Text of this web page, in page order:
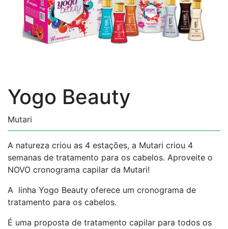
Yogo Beauty
Mutari
A natureza criou as 4 estações, a Mutari criou 4
semanas de tratamento para os cabelos. Aproveite o
NOVO cronograma capilar da Mutari!
A linha Yogo Beauty oferece um cronograma de
tratamento para os cabelos.
É uma proposta de tratamento capilar para todos os